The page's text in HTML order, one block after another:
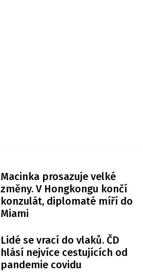
Macinka prosazuje velké
změny. V Hongkongu končí
konzulát, diplomaté míří do
Miami
Lidé se vrací do vlaků. ČD
hlásí nejvíce cestujících od
pandemie covidu